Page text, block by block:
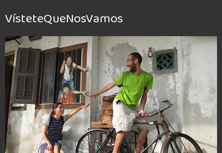
VísteteQueNosVamos